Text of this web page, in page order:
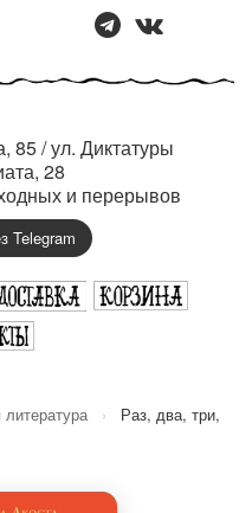
85 / ул. Диктатуры
28
и перерывов
Telegram
литература ›
Раз, два, три,